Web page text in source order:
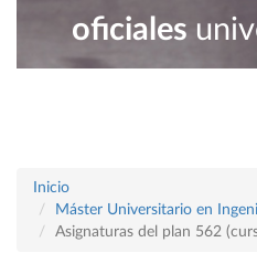
oficiales
Inicio
Máster Universitario en
Asignaturas del plan 562